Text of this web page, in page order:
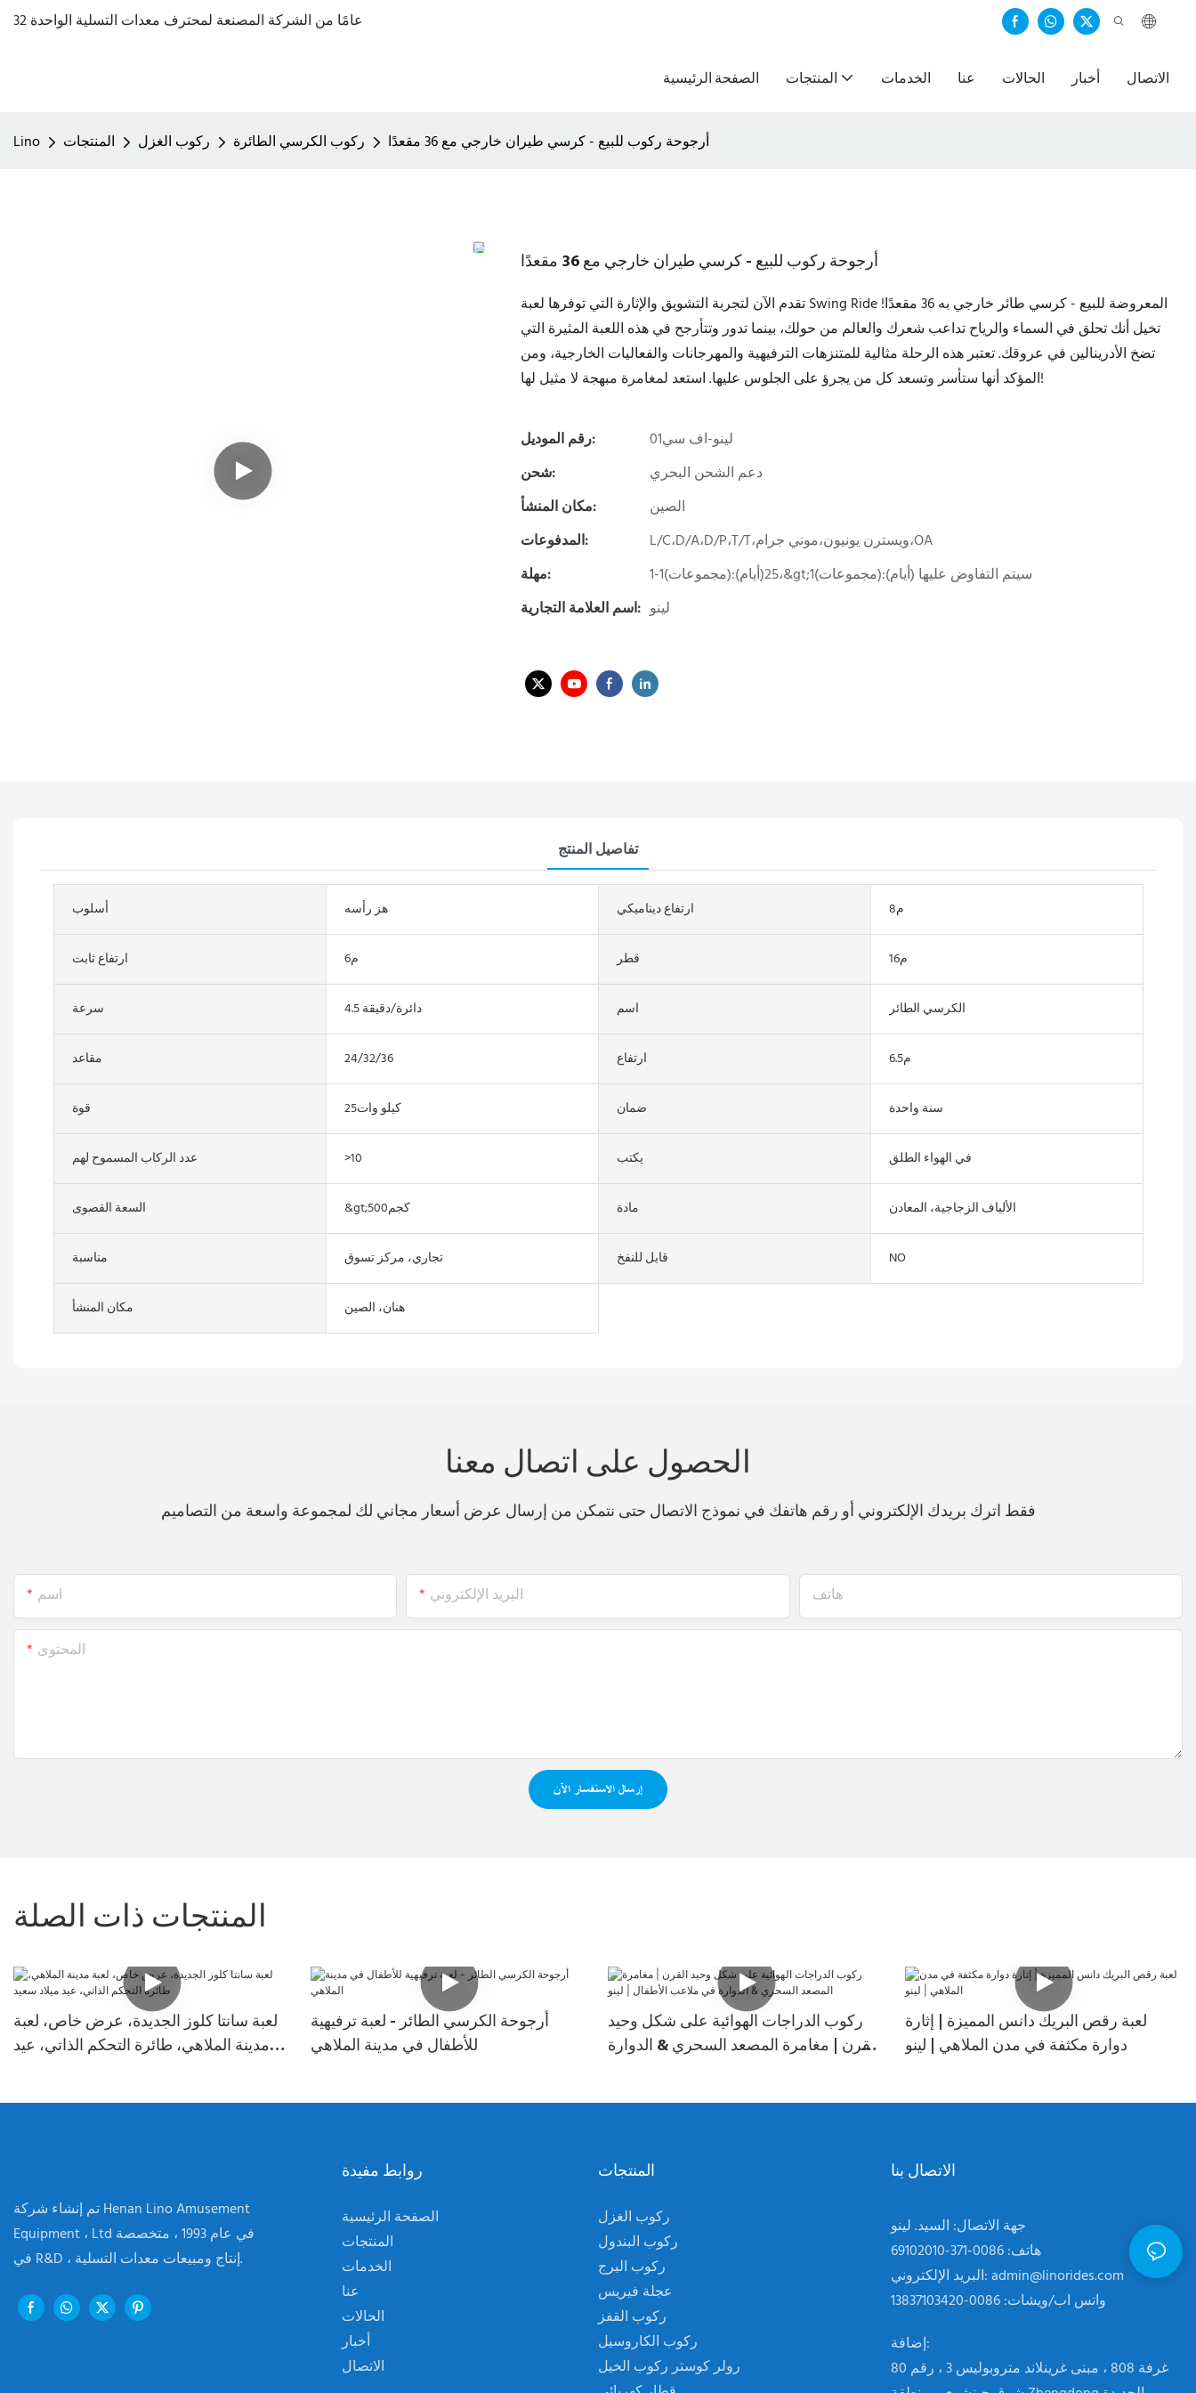
32 عامًا من الشركة المصنعة لمحترف معدات التسلية الواحدة
الصفحة الرئيسية المنتجات الخدمات عنا الحالات أخبار الاتصال
Lino المنتجات ركوب الغزل ركوب الكرسي الطائرة أرجوحة ركوب للبيع - كرسي طيران خارجي مع 36 مقعدًا
أرجوحة ركوب للبيع - كرسي طيران خارجي مع 36 مقعدًا
تقدم الآن لتجربة التشويق والإثارة التي توفرها لعبة Swing Ride المعروضة للبيع - كرسي طائر خارجي به 36 مقعدًا!
تخيل أنك تحلق في السماء والرياح تداعب شعرك والعالم من حولك، بينما تدور وتتأرجح في هذه اللعبة المثيرة التي
تضخ الأدرينالين في عروقك. تعتبر هذه الرحلة مثالية للمتنزهات الترفيهية والمهرجانات والفعاليات الخارجية، ومن
المؤكد أنها ستأسر وتسعد كل من يجرؤ على الجلوس عليها. استعد لمغامرة مبهجة لا مثيل لها!
رقم الموديل:
لينو-اف سي01
شحن:
دعم الشحن البحري
مكان المنشأ:
الصين
المدفوعات:
L/C،D/A،D/P،T/T،ويسترن يونيون،موني جرام،OA
مهلة:
1-1(مجموعات):25(أيام)،&gt;1(مجموعات):سيتم التفاوض عليها (أيام)
اسم العلامة التجارية: لينو
تفاصيل المنتج
أسلوب هز رأسه ارتفاع ديناميكي م8
ارتفاع ثابت م6 قطر م16
سرعة 4.5 دائرة/دقيقة اسم الكرسي الطائر
مقاعد 24/32/36 ارتفاع م6.5
قوة كيلو وات25 ضمان سنة واحدة
عدد الركاب المسموح لهم >10 يكتب في الهواء الطلق
السعة القصوى &gt;500كجم مادة الألياف الزجاجية، المعادن
مناسبة تجاري، مركز تسوق قابل للنفخ NO
مكان المنشأ هنان، الصين
الحصول على اتصال معنا
فقط اترك بريدك الإلكتروني أو رقم هاتفك في نموذج الاتصال حتى نتمكن من إرسال عرض أسعار مجاني لك لمجموعة واسعة من التصاميم
اسم البريد الإلكتروني هاتف
المحتوى
إرسال الاستفسار الآن
المنتجات ذات الصلة
لعبة سانتا كلوز الجديدة، عرض خاص، لعبة
مدينة الملاهي، طائرة التحكم الذاتي، عيد
أرجوحة الكرسي الطائر - لعبة ترفيهية
للأطفال في مدينة الملاهي
ركوب الدراجات الهوائية على شكل وحيد
القرن | مغامرة المصعد السحري & الدوارة
لعبة رقص البريك دانس المميزة | إثارة
دوارة مكثفة في مدن الملاهي | لينو
تم إنشاء شركة Henan Lino Amusement
Equipment ، Ltd في عام 1993 ، متخصصة
في R&D ، إنتاج ومبيعات معدات التسلية.
روابط مفيدة
الصفحة الرئيسية
المنتجات
الخدمات
عنا
الحالات
أخبار
الاتصال
المنتجات
ركوب الغزل
ركوب البندول
ركوب البرج
عجلة فيريس
ركوب القفز
ركوب الكاروسيل
رولر كوستر ركوب الخيل
الاتصال بنا
جهة الاتصال: السيد. لينو
هاتف: 0086-371-69102010
البريد الإلكتروني:admin@linorides.com
واتس اب/ويشات: 0086-13837103420
إضافة:
غرفة 808 ، مبنى غرينلاند متروبوليس 3 ، رقم 80